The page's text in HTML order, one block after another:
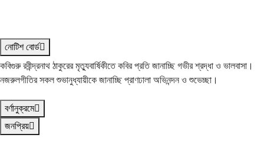
নোটিশ বোর্ড
কবিগুরু রবীন্দ্রনাথ ঠাকুরের মৃত্যুবার্ষিকীতে কবির প্রতি জানাচ্ছি গভীর শ্রদ্ধা ও ভালবাসা।
নজরুলগীতির সকল শুভানুধ্যায়ীকে জানাচ্ছি প্রাণঢালা অভিনন্দন ও শুভেচ্ছা।
বর্ণানুক্রমে
জনপ্রিয়